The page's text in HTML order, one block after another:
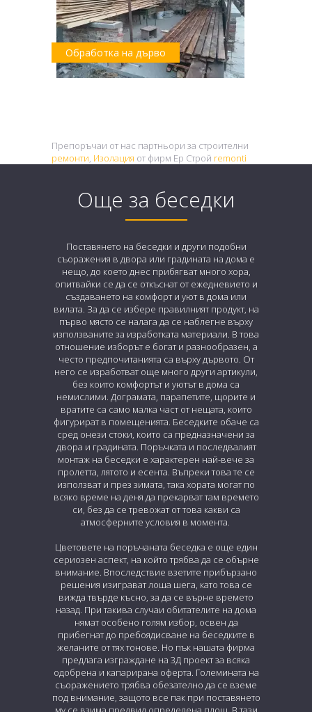
Обработка на дърво
Препоръчаи от нас партньори за строителни
ремонти, Изолация от фирм Ер Строй remonti
Още за беседки
Поставянето на беседки и други подобни
съоражения в двора или градината на дома е
нещо, до което днес прибягват много хора,
опитвайки се да се откъснат от ежедневието и
създаването на комфорт и уют в дома или
вилата. За да се избере правилният продукт, на
първо място се налага да се наблегне върху
използваните за изработката материали. В това
отношение изборът е богат и разнообразен, а
често предпочитанията са върху дървото. От
него се изработват още много други артикули,
без които комфортът и уютът в дома са
немислими. Дограмата, парапетите, щорите и
вратите са само малка част от нещата, които
фигурират в помещенията. Беседките обаче са
сред онези стоки, които са предназначени за
двора и градината. Поръчката и последвалият
монтаж на беседки е характерен най-вече за
пролетта, лятото и есента. Въпреки това те се
използват и през зимата, така хората могат по
всяко време на деня да прекарват там времето
си, без да се тревожат от това какви са
атмосферните условия в момента.
Цветовете на поръчаната беседка е още един
сериозен аспект, на който трябва да се обърне
внимание. Впоследствие взетите прибързано
решения изиграват лоша шега, като това се
вижда твърде късно, за да се върне времето
назад. При такива случаи обитателите на дома
нямат особено голям избор, освен да
прибегнат до пребоядисване на беседките в
желаните от тях тонове. Но пък нашата фирма
предлага изграждане на 3Д проект за всяка
одобрена и капарирана оферта. Големината на
съоражението трябва обезателно да се вземе
под внимание, защото все пак при поставянето